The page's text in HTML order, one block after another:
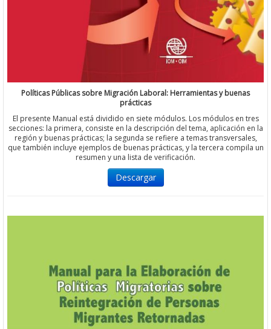
Políticas Públicas sobre Migración Laboral: Herramientas y buenas
prácticas
El presente Manual está dividido en siete módulos. Los módulos en tres
secciones: la primera, consiste en la descripción del tema, aplicación en la
región y buenas prácticas; la segunda se refiere a temas transversales,
que también incluye ejemplos de buenas prácticas, y la tercera compila un
resumen y una lista de verificación.
Descargar